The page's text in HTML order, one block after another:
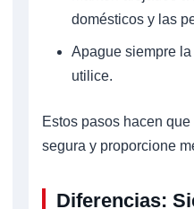
domésticos y las
Apague siempre
utilice.
Estos pasos hacen
segura y proporcione
Diferencias: